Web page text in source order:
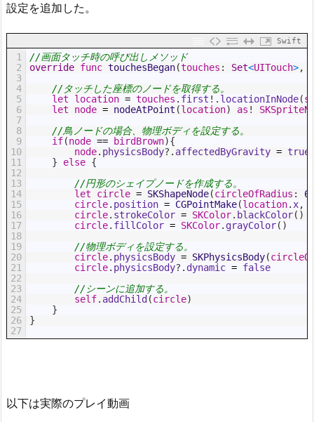
設定を追加した。
Swift
1
2
3
4
5
6
7
8
9
10
11
12
13
14
15
16
17
18
19
20
21
22
23
24
25
26
27
//画面タッチ時の呼び出しメソッド
override func touchesBegan(touches : Set<UITouch>,
//タッチした座標のノードを取得する。
let
location = touches . first ! . locationInNode(
let
node = nodeAtPoint (location) as !
//鳥ノードの場合、物理ボディを設定する。
if(node == birdBrown){
node. physicsBody? . affectedByGravity = true
}
else {
//円形のシェイプノードを作成する。
let
circle = SKShapeNode(circleOfRadius :
circle. position = CGPointMake(location. x,
circle. strokeColor = SKColor. blackColor( )
circle. fillColor = SKColor. grayColor( )
//物理ボディを設定する。
circle. physicsBody = SKPhysicsBody(
circle. physicsBody? . dynamic = false
//シーンに追加する。
self. addChild (circle)
}
}
以下は実際のプレイ動画